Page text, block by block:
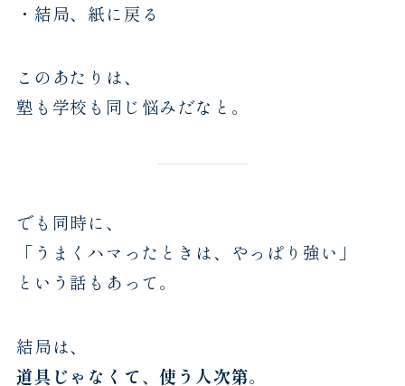
・結局、紙に戻る
このあたりは、
塾も学校も同じ悩みだなと。
でも同時に、
「うまくハマったときは、やっぱり強い」
という話もあって。
結局は、
道具じゃなくて、使う人次第。